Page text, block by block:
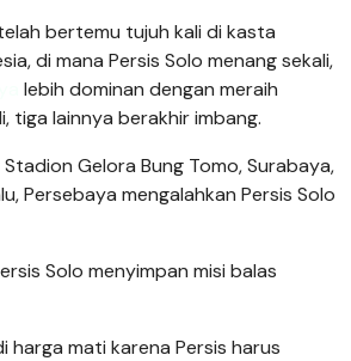
bertemu tujuh kali di kasta
di mana Persis Solo menang sekali,
lebih dominan dengan meraih
tiga lainnya berakhir imbang.
Gelora Bung Tomo, Surabaya,
Persebaya mengalahkan Persis Solo
Solo menyimpan misi balas
harga mati karena Persis harus